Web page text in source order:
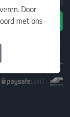
Door
met ons